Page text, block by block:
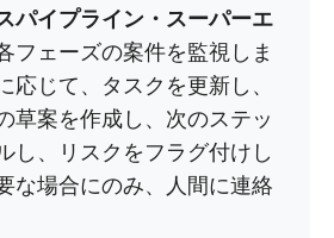
パイプライン・スーパーエ
フェーズの案件を監視しま
応じて、タスクを更新し、
草案を作成し、次のステッ
し、リスクをフラグ付けし
な場合にのみ、人間に連絡